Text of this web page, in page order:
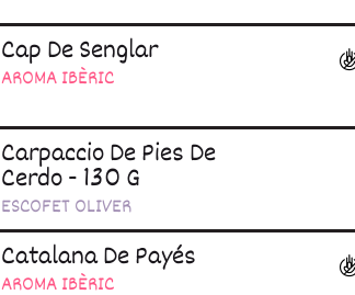
Cap De Senglar
AROMA IBÈRIC
Carpaccio De Pies De
Cerdo - 130 G
ESCOFET OLIVER
Catalana De Payés
AROMA IBÈRIC